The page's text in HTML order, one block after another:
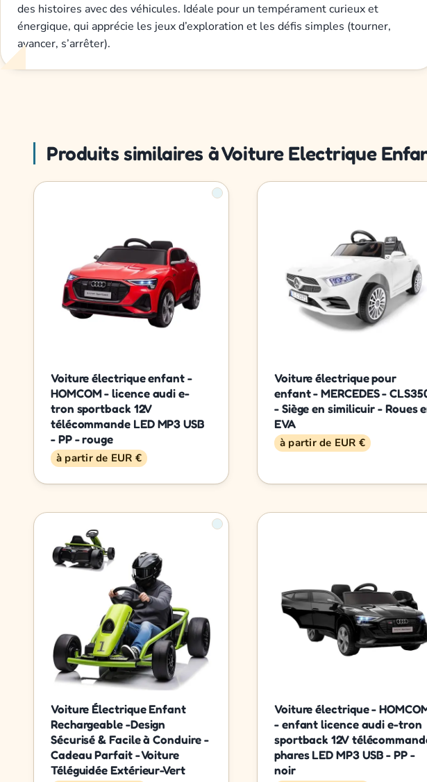
des histoires avec des véhicules. Idéale pour un tempérament curieux et
énergique, qui apprécie les jeux d’exploration et les défis simples (tourner,
avancer, s’arrêter).
Produits similaires à Voiture Electrique
Voiture électrique enfant -
HOMCOM - licence audi e-
tron sportback 12V
télécommande LED MP3 USB
- PP - rouge
à partir de EUR €
Voiture électrique pour
enfant - MERCEDES -
- Siège en similicuir - Roues
EVA
à partir de EUR €
Voiture Électrique Enfant
Rechargeable -Design
Sécurisé & Facile à Conduire -
Cadeau Parfait - Voiture
Téléguidée Extérieur-Vert
Voiture électrique -
- enfant licence audi e-tron
sportback 12V
phares LED MP3 USB - PP -
noir